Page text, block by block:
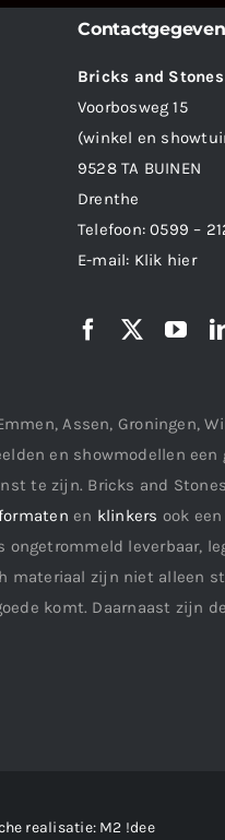
Bricks and Stones
Voorbosweg 15
(winkel en
9528 TA BUINEN
Drenthe
Telefoon:0599 –
E-mail: Klik hier
Assen, Groningen,
en showmodellen een
te zijn. Bricks and
en klinkers ook
ongetrommeld leverbaar,
materiaal zijn niet alleen
komt. Daarnaast zijn
realisatie: M2 !dee